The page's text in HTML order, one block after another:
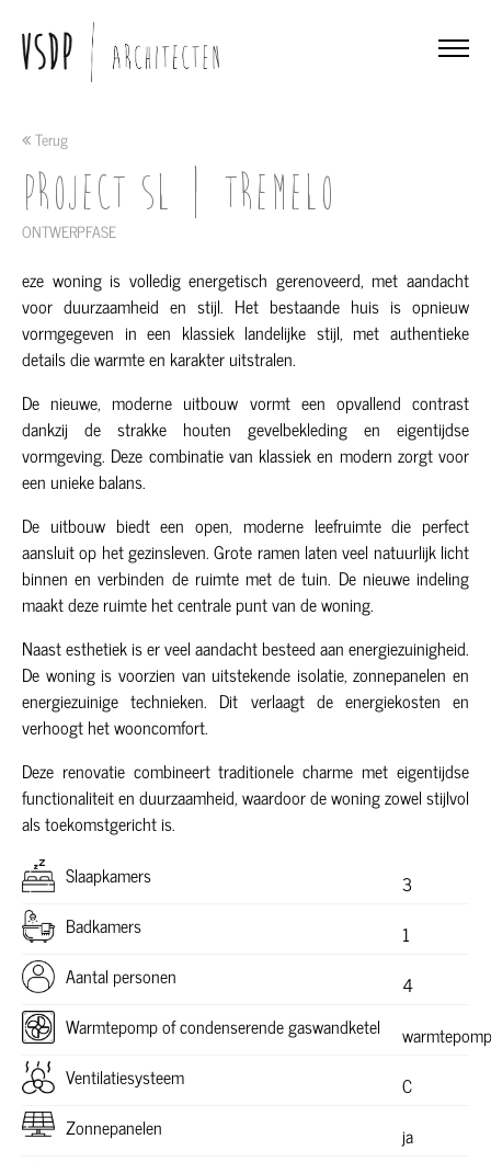
Terug
Project SL | TREMELO
ONTWERPFASE
eze woning is volledig energetisch gerenoveerd, met aandacht
voor duurzaamheid en stijl. Het bestaande huis is opnieuw
vormgegeven in een klassiek landelijke stijl, met authentieke
details die warmte en karakter uitstralen.
De nieuwe, moderne uitbouw vormt een opvallend contrast
dankzij de strakke houten gevelbekleding en eigentijdse
vormgeving. Deze combinatie van klassiek en modern zorgt voor
een unieke balans.
De uitbouw biedt een open, moderne leefruimte die perfect
aansluit op het gezinsleven. Grote ramen laten veel natuurlijk licht
binnen en verbinden de ruimte met de tuin. De nieuwe indeling
maakt deze ruimte het centrale punt van de woning.
Naast esthetiek is er veel aandacht besteed aan energiezuinigheid.
De woning is voorzien van uitstekende isolatie, zonnepanelen en
energiezuinige technieken. Dit verlaagt de energiekosten en
verhoogt het wooncomfort.
Deze renovatie combineert traditionele charme met eigentijdse
functionaliteit en duurzaamheid, waardoor de woning zowel stijlvol
als toekomstgericht is.
Slaapkamers
3
Badkamers
1
Aantal personen
4
Warmtepomp of condenserende gaswandketel
warmtepomp
Ventilatiesysteem
C
Zonnepanelen
ja